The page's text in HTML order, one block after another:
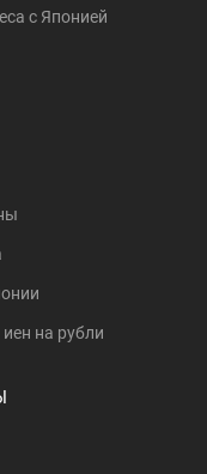
с Японией
на рубли